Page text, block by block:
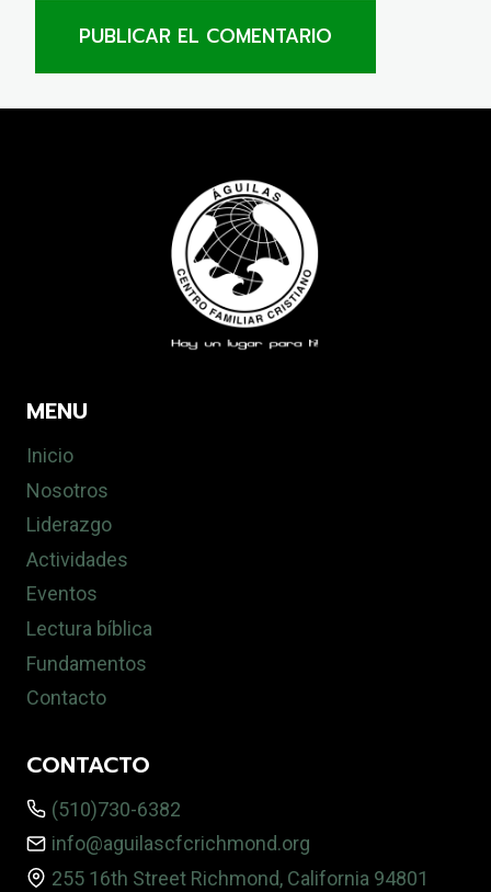
MENU
Inicio
Nosotros
Liderazgo
Actividades
Eventos
Lectura bíblica
Fundamentos
Contacto
CONTACTO
(510)730-6382
info@aguilascfcrichmond.org
255 16th Street Richmond, California 94801